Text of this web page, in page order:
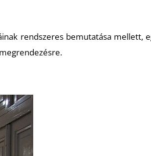
rendszeres bemutatása mellett,